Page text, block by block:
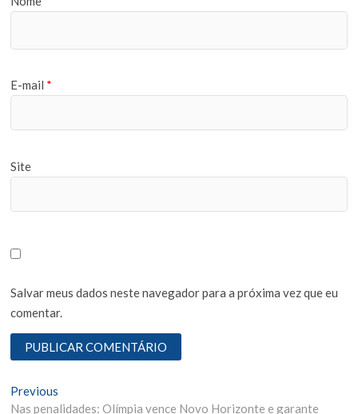
E-mail *
Site
Salvar meus dados neste navegador para a próxima vez que eu
comentar.
N
Previous
r
Nas penalidades: Olímpia vence Novo Horizonte e garante